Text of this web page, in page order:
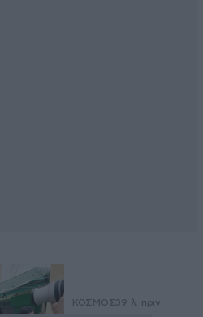
ΚΟΣΜΟΣ39 λ. πριν